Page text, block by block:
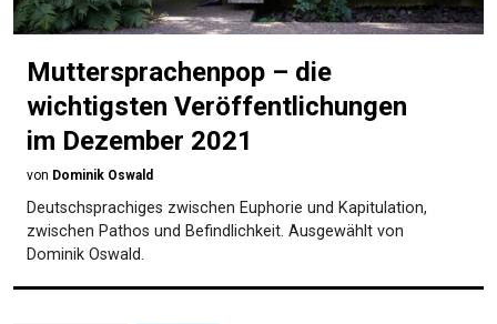
Muttersprachenpop – die
wichtigsten Veröffentlichungen
im Dezember 2021
von Dominik Oswald
Deutschsprachiges zwischen Euphorie und Kapitulation,
zwischen Pathos und Befindlichkeit. Ausgewählt von
Dominik Oswald.